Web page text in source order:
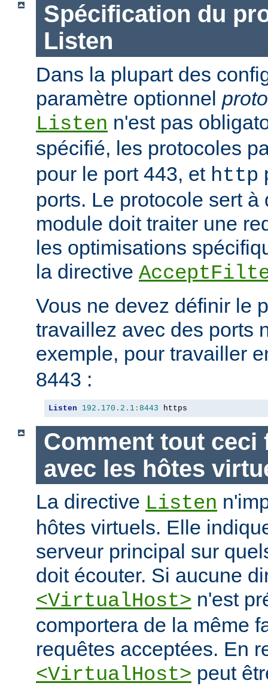
Spécification du
Listen
Dans la plupart des
paramètre optionnel
Listen n'est pas
spécifié, les protocoles
pour le port 443, et http
ports. Le protocole sert à
module doit traiter une
les optimisations
la directive
Vous ne devez définir le
travaillez avec des ports
exemple, pour travailler
8443 :
Listen 192.170 . 2.1 : 8443 https
Comment tout ceci
avec les hôtes
La directive Listen
hôtes virtuels. Elle
serveur principal sur
doit écouter. Si aucune
<VirtualHost> n'est
comportera de la même
requêtes acceptées. En
<VirtualHost> peut